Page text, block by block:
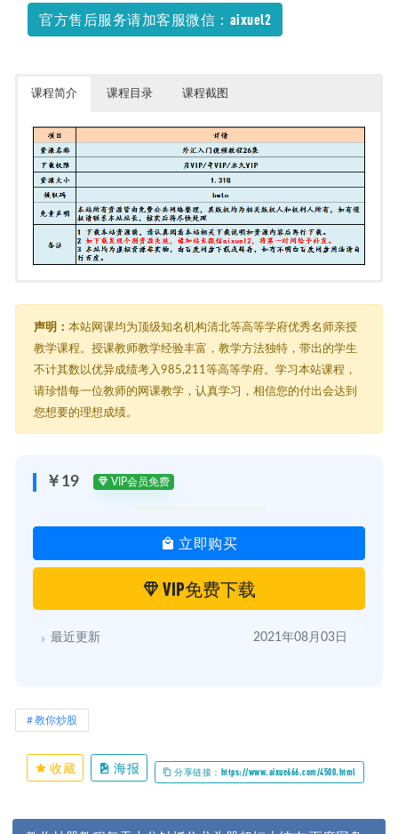
官方售后服务请加客服微信：aixuel2
课程简介 课程目录 课程截图
└─ 外汇入门视频教程26集
├─ 第一课：如何成为一名合格的外汇交易者.mp4
├─ 第三课：外汇是上帝送给中国人最好的礼物.mp4
├─ 第二十一课：外汇新手要看懂的图表形态（2）.mp4
├─ 第二十三课：新闻后面的暴利-基本面分析（2）.mp4
├─ 第二十二课：新闻后面的暴利-基本面分析（1）.mp4
├─ 第二十课：外汇新手要看懂的图表形态（1）.mp4
├─ 第二课：不得不了解的外汇市场结构.mp4
├─ 第八课：黄金外汇交易必备的武器：技术分析.mp4
├─ 第六课：世界上最具魅力的职业：交易.mp4
├─ 第十一课：黄金外汇交易的必修课：趋势分析.mp4
├─ 第十七课：如何分析价格动量的方向：震荡指标.mp4
├─ 第十三课：应用最普遍的技术指标：移动平均线.mp4
├─ 第十九课：MACD，指标相背离的运用原则.mp4
├─ 第十八课：中短线投资的神器：KD指标.mp4
├─ 第四课：新手必须了解的外汇市场基本定义.mp4
├─ 第九课：能够全面透彻地观察到市场真正变化的日本蜡烛图
└─ 第十二课：如何寻找到有效的盈利点位：支撑阻力线的运用.mp4
声明： 本站网课均为顶级知名机构清北等高等学府优秀名师亲授
教学课程。授课教师教学经验丰富，教学方法独特，带出的学生
不计其数以优异成绩考入985,211等高等学府。学习本站课程，
请珍惜每一位教师的网课教学，认真学习，相信您的付出会达到
您想要的理想成绩。
￥19 VIP会员免费
立即购买
VIP免费下载
最近更新 2021年08月03日
教你炒股
收藏 海报 分享链接：https://www.aixue666.com/4500.html